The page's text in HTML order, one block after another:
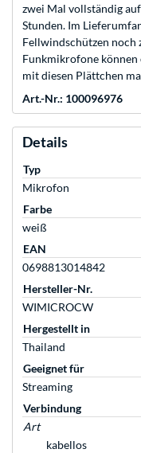
zwei Mal vollständig
Stunden. Im
Fellwindschützen noch
Funkmikrofone
mit diesen Plättchen
Art.-Nr.: 100096976
Details
Typ
Mikrofon
Farbe
weiß
EAN
0698813014842
Hersteller-Nr.
WIMICROCW
Hergestellt in
Thailand
Geeignet für
Streaming
Verbindung
Art
kabellos